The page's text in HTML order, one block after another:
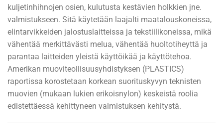
kuljetinhihnojen osien, kulutusta kestävien holkkien jne.
valmistukseen. Sitä käytetään laajalti maatalouskoneissa,
elintarvikkeiden jalostuslaitteissa ja tekstiilikoneissa, mikä
vähentää merkittävästi melua, vähentää huoltotiheyttä ja
parantaa laitteiden yleistä käyttöikää ja käyttötehoa.
Amerikan muoviteollisuusyhdistyksen (PLASTICS)
raportissa korostetaan korkean suorituskyvyn teknisten
muovien (mukaan lukien erikoisnylon) keskeistä roolia
edistettäessä kehittyneen valmistuksen kehitystä.